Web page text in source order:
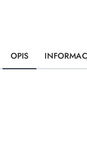
OPIS